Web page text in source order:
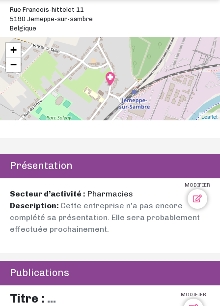
Rue Francois-hittelet 11
5190 Jemeppe-sur-sambre
Belgique
+
−
Leaflet
Présentation
MODIFIER
Secteur d’activité : Pharmacies
Description: Cette entreprise n’a pas encore
complété sa présentation. Elle sera probablement
effectuée prochainement.
Publications
MODIFIER
Titre : ...